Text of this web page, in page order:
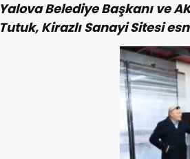
Yalova Belediye Başkanı ve
Tutuk, Kirazlı Sanayi Sitesi